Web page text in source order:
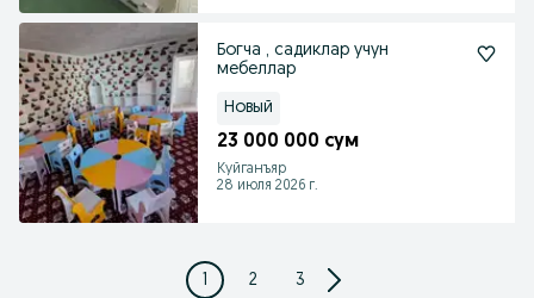
Богча , садиклар учун
мебеллар
Новый
23 000 000 сум
Куйганъяр
28 июля 2026 г.
1 2 3